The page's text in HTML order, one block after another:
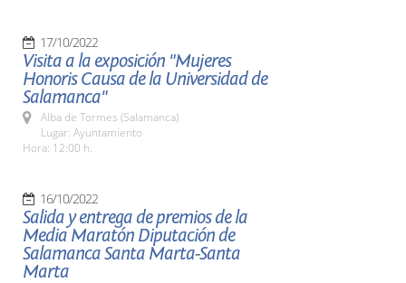
17/10/2022
Visita a la exposición "Mujeres
Honoris Causa de la Universidad de
Salamanca"
Alba de Tormes (Salamanca)
Lugar: Ayuntamiento
Hora: 12:00 h.
16/10/2022
Salida y entrega de premios de la
Media Maratón Diputación de
Salamanca Santa Marta-Santa
Marta